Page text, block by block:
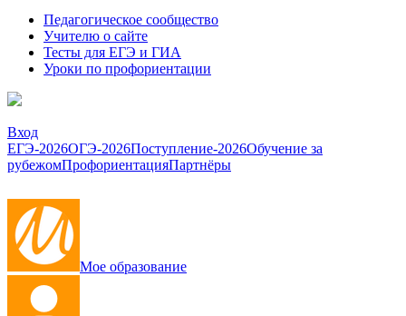
Педагогическое сообщество
Учителю о сайте
Тесты для ЕГЭ и ГИА
Уроки по профориентации
Вход
ЕГЭ-2026ОГЭ-2026Поступление-2026Обучение за
рубежомПрофориентацияПартнёры
Мое образование